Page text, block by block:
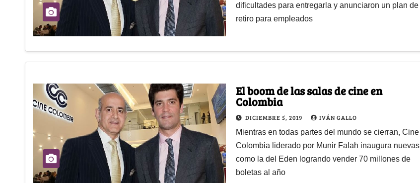
dificultades para entregarla y anunciaron un plan de
retiro para empleados
El boom de las salas de cine en
Colombia
DICIEMBRE 5, 2019 IVÁN GALLO
Mientras en todas partes del mundo se cierran, Cine
Colombia liderado por Munir Falah inaugura nuevas
como la del Eden logrando vender 70 millones de
boletas al año